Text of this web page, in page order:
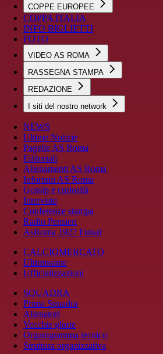
COPPE EUROPEE
COPPA ITALIA
INFO BIGLIETTI
FOTO
VIDEO AS ROMA
RASSEGNA STAMPA
REDAZIONE
I siti del nostro network
NEWS
Ultime Notizie
Pagelle AS Roma
Editoriali
Allenamenti AS Roma
Infortuni AS Roma
Gossip e curiosità
Interviste
Conferenze stampa
Radio Pensieri
AsRoma 1927 Futsal
CALCIOMERCATO
Ultimissime
Ufficializzazioni
SQUADRA
Prima Squadra
Allenatori
Vecchie glorie
Organigramma tecnico
Struttura organizzativa